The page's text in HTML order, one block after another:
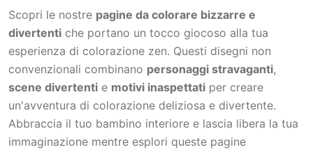
Scopri le nostre pagine da colorare bizzarre e
divertenti che portano un tocco giocoso alla tua
esperienza di colorazione zen. Questi disegni non
convenzionali combinano personaggi stravaganti,
scene divertenti e motivi inaspettati per creare
un'avventura di colorazione deliziosa e divertente.
Abbraccia il tuo bambino interiore e lascia libera la tua
immaginazione mentre esplori queste pagine